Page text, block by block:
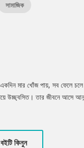
সামাজিক
মার খোঁজ পায়, সব ফেলে
উচ্ছ্বসিত। তার জীবনে আসে
হারিয়ে যায়।
বইটি কিনুন